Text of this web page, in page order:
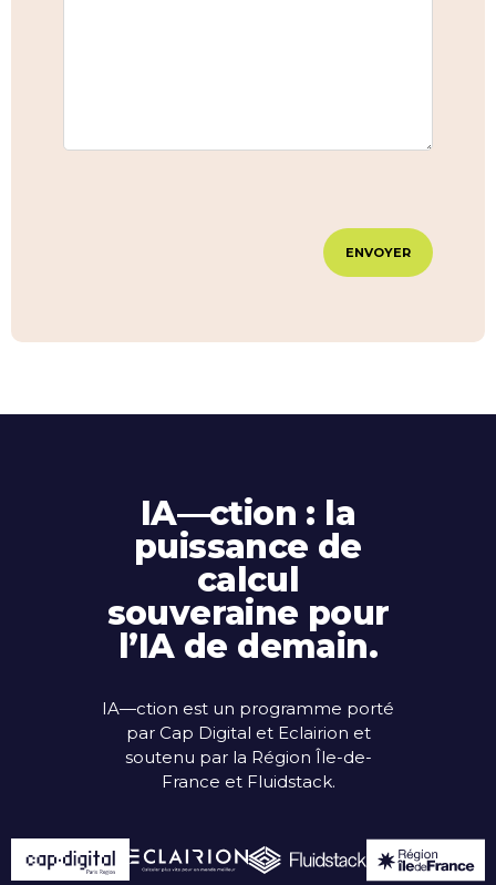
ENVOYER
IA—ction : la
puissance de
calcul
souveraine pour
l’IA de demain.
IA—ction est un programme porté
par Cap Digital et Eclairion et
soutenu par la Région Île-de-
France et Fluidstack.